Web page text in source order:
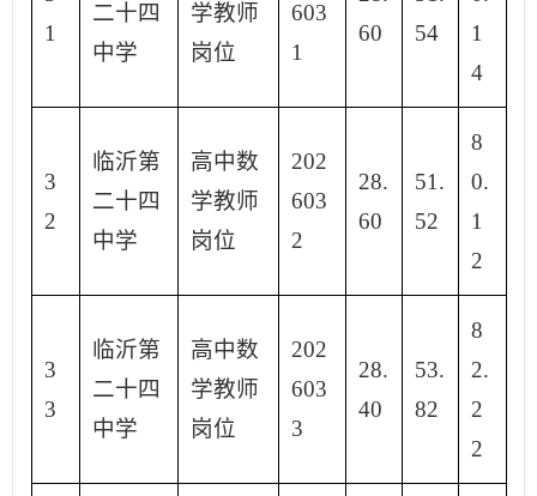
1
二十四
中学
学教师
岗位
603
1
60
54
1
4
3
2
临沂第
二十四
中学
高中数
学教师
岗位
202
603
2
28.
60
51.
52
8
0.
1
2
3
3
临沂第
二十四
中学
高中数
学教师
岗位
202
603
3
28.
40
53.
82
8
2.
2
2